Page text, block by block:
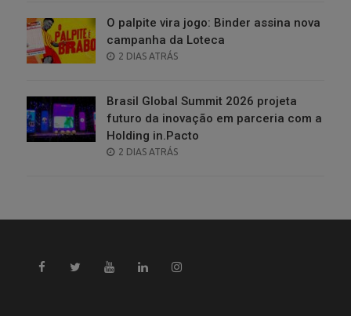
O palpite vira jogo: Binder assina nova
campanha da Loteca
POSTED
2 DIAS ATRÁS
Brasil Global Summit 2026 projeta
futuro da inovação em parceria com a
Holding in.Pacto
POSTED
2 DIAS ATRÁS